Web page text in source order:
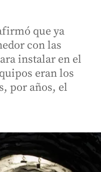
que ya
con las
instalar en el
eran los
por años, el